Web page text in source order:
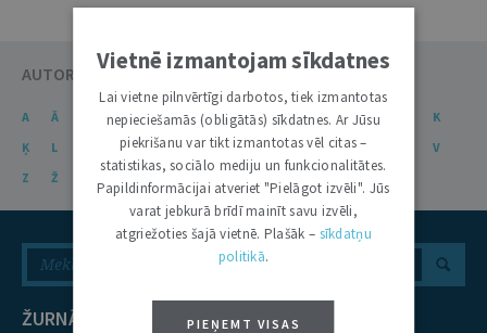
AUTORU KATALOGS
A Ā C Č D E Ē F G Ģ H I
K
Ķ
L N Ņ O P R S Š T
V
Z
Ž
ŽURNĀLS
NOZARES
Vietnē izmantojam sīkdatnes
Lai vietne pilnvērtīgi darbotos, tiek izmantotas
nepieciešamās (obligātās) sīkdatnes. Ar Jūsu
piekrišanu var tikt izmantotas vēl citas –
statistikas, sociālo mediju un funkcionalitātes.
Papildinformācijai atveriet "Pielāgot izvēli". Jūs
varat jebkurā brīdī mainīt savu izvēli,
atgriežoties šajā vietnē. Plašāk – sīkdatņu
politikā.
PIEŅEMT VISAS